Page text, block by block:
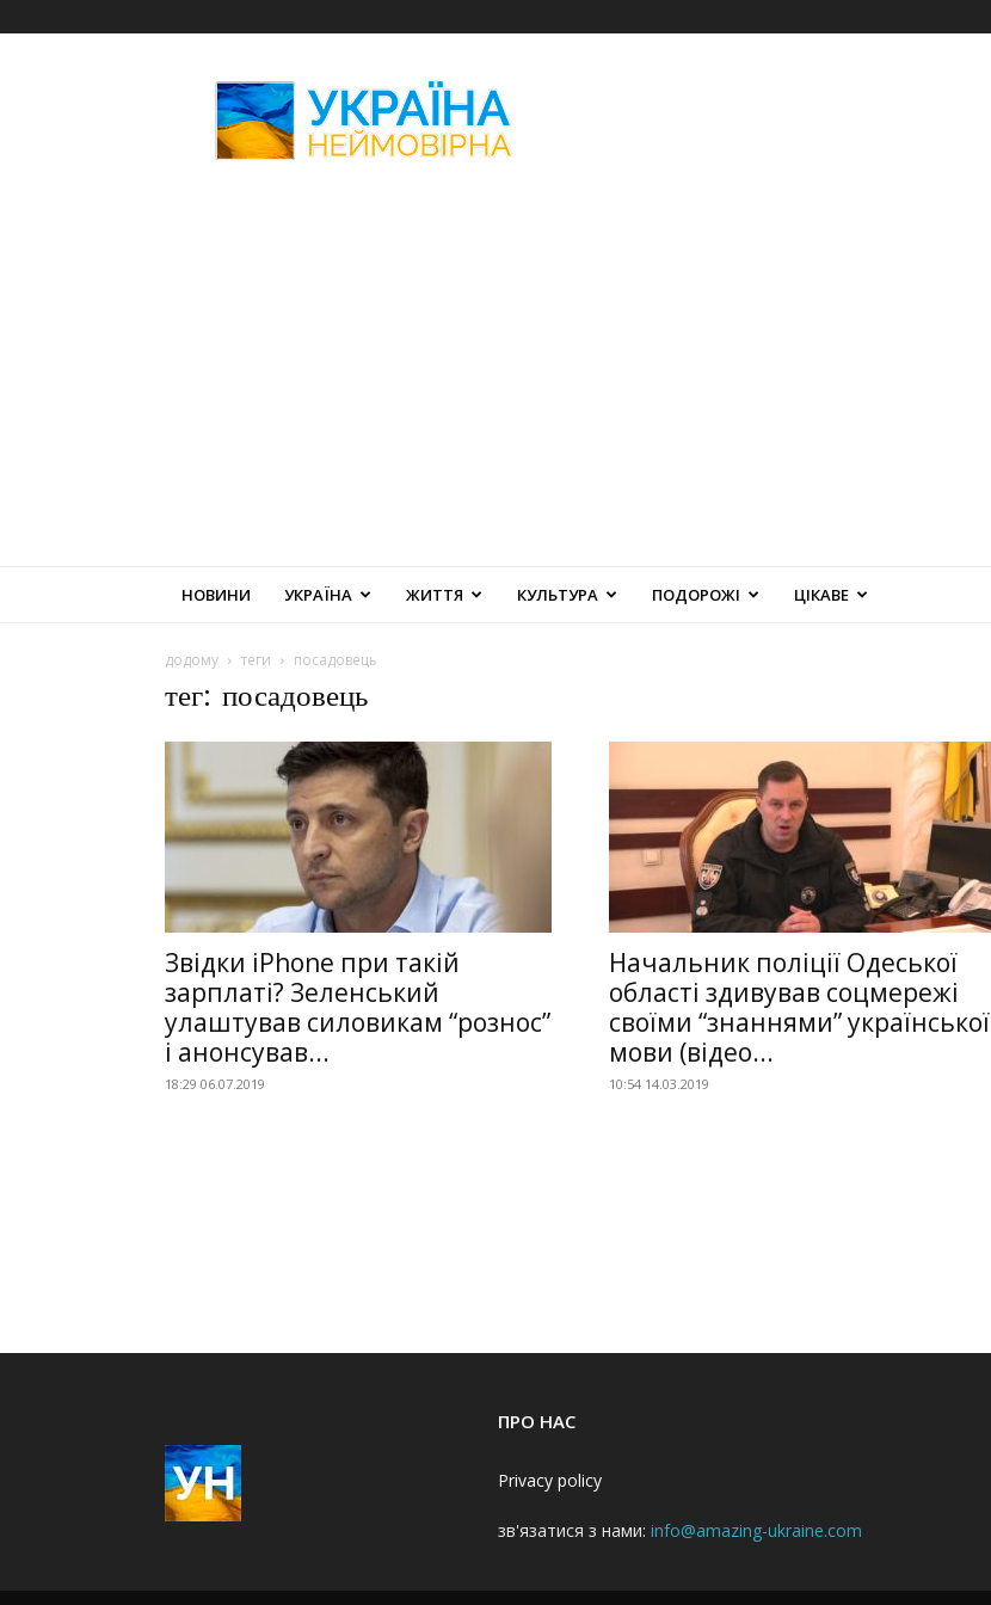
Неймовірна
НОВИНИ УКРАЇНА ЖИТТЯ КУЛЬТУРА ПОДОРОЖІ ЦІКАВЕ
додому теги посадовець
тег: посадовець
Звідки iPhone при такій
зарплаті? Зеленський
улаштував силовикам “рознос”
і анонсував...
18:29 06.07.2019
Начальник поліції Одеської
області здивував соцмережі
своїми “знаннями” української
мови (відео...
10:54 14.03.2019
ПРО НАС
Privacy policy
зв'язатися з нами: info@amazing-ukraine.com